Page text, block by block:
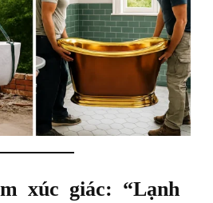
xúc giác: “Lạnh